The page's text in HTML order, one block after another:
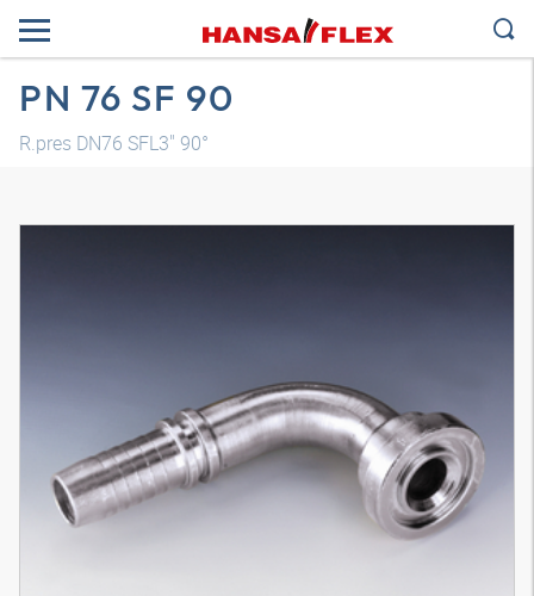
PN 76 SF 90
R.pres DN76 SFL3" 90°
Modelo 3D